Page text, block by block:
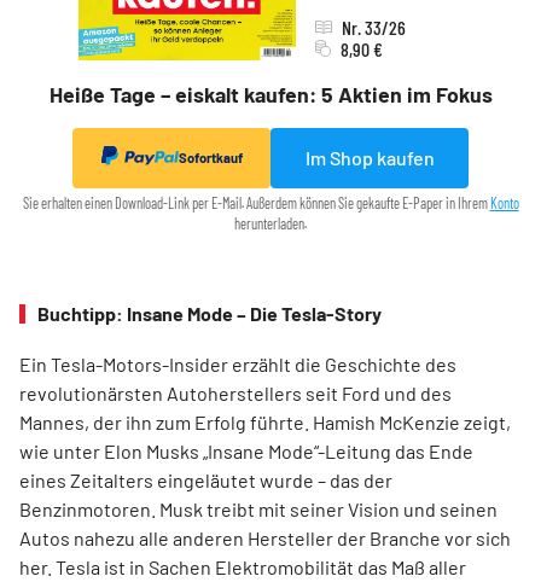
Heiße Tage – eiskalt kaufen: 5 Aktien im Fokus
Nr. 33/26
8,90 €
Sofortkauf Im Shop kaufen
Sie erhalten einen Download-Link per E-Mail. Außerdem können Sie gekaufte E-Paper in IhremKonto
herunterladen.
Buchtipp: Insane Mode – Die Tesla-Story
Ein Tesla-Motors-Insider erzählt die Geschichte des
revolutionärsten Autoherstellers seit Ford und des
Mannes, der ihn zum Erfolg führte. Hamish McKenzie zeigt,
wie unter Elon Musks „Insane Mode“-Leitung das Ende
eines Zeitalters eingeläutet wurde – das der
Benzinmotoren. Musk treibt mit seiner Vision und seinen
Autos nahezu alle anderen Hersteller der Branche vor sich
her. Tesla ist in Sachen Elektromobilität das Maß aller